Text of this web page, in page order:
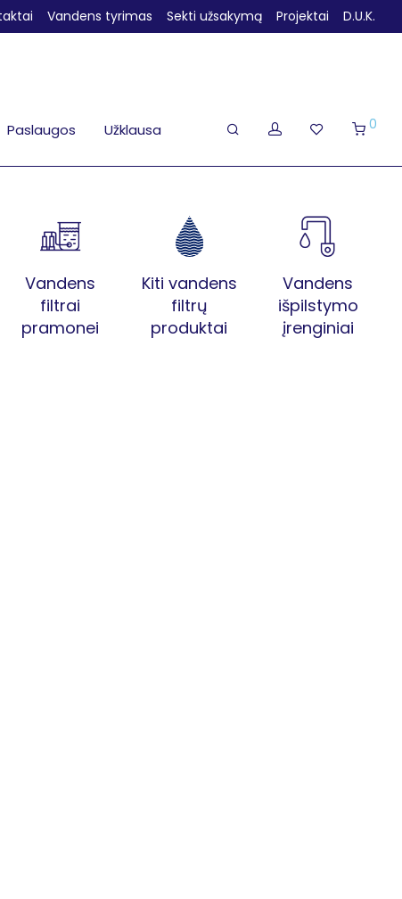
Vandens tyrimas Sekti užsakymą Projektai D.U.K.
Paslaugos Užklausa 0
Vandens
filtrai
pramonei
Kiti vandens
filtrų
produktai
Vandens
išpilstymo
įrenginiai